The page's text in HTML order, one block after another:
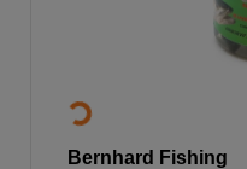
Bernhard Fishing